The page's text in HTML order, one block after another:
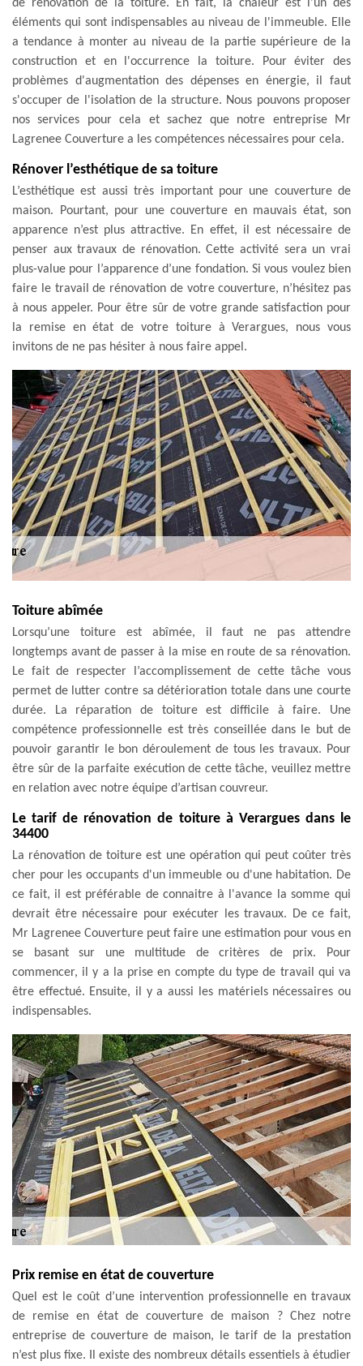
de rénovation de la toiture. En fait, la chaleur est l'un des
éléments qui sont indispensables au niveau de l'immeuble. Elle
a tendance à monter au niveau de la partie supérieure de la
construction et en l'occurrence la toiture. Pour éviter des
problèmes d'augmentation des dépenses en énergie, il faut
s'occuper de l'isolation de la structure. Nous pouvons proposer
nos services pour cela et sachez que notre entreprise Mr
Lagrenee Couverture a les compétences nécessaires pour cela.
Rénover l’esthétique de sa toiture
L’esthétique est aussi très important pour une couverture de
maison. Pourtant, pour une couverture en mauvais état, son
apparence n’est plus attractive. En effet, il est nécessaire de
penser aux travaux de rénovation. Cette activité sera un vrai
plus-value pour l’apparence d’une fondation. Si vous voulez bien
faire le travail de rénovation de votre couverture, n’hésitez pas
à nous appeler. Pour être sûr de votre grande satisfaction pour
la remise en état de votre toiture à Verargues, nous vous
invitons de ne pas hésiter à nous faire appel.
Toiture abîmée
Lorsqu’une toiture est abîmée, il faut ne pas attendre
longtemps avant de passer à la mise en route de sa rénovation.
Le fait de respecter l’accomplissement de cette tâche vous
permet de lutter contre sa détérioration totale dans une courte
durée. La réparation de toiture est difficile à faire. Une
compétence professionnelle est très conseillée dans le but de
pouvoir garantir le bon déroulement de tous les travaux. Pour
être sûr de la parfaite exécution de cette tâche, veuillez mettre
en relation avec notre équipe d’artisan couvreur.
Le tarif de rénovation de toiture à Verargues dans le
34400
La rénovation de toiture est une opération qui peut coûter très
cher pour les occupants d'un immeuble ou d'une habitation. De
ce fait, il est préférable de connaitre à l'avance la somme qui
devrait être nécessaire pour exécuter les travaux. De ce fait,
Mr Lagrenee Couverture peut faire une estimation pour vous en
se basant sur une multitude de critères de prix. Pour
commencer, il y a la prise en compte du type de travail qui va
être effectué. Ensuite, il y a aussi les matériels nécessaires ou
indispensables.
Prix remise en état de couverture
Quel est le coût d’une intervention professionnelle en travaux
de remise en état de couverture de maison ? Chez notre
entreprise de couverture de maison, le tarif de la prestation
n’est plus fixe. Il existe des nombreux détails essentiels à étudier